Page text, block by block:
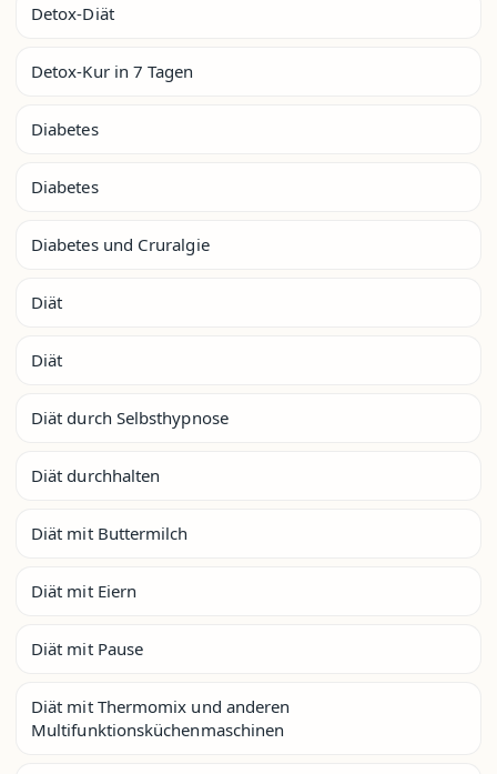
Detox-Diät
Detox-Kur in 7 Tagen
Diabetes
Diabetes
Diabetes und Cruralgie
Diät
Diät
Diät durch Selbsthypnose
Diät durchhalten
Diät mit Buttermilch
Diät mit Eiern
Diät mit Pause
Diät mit Thermomix und anderen
Multifunktionsküchenmaschinen